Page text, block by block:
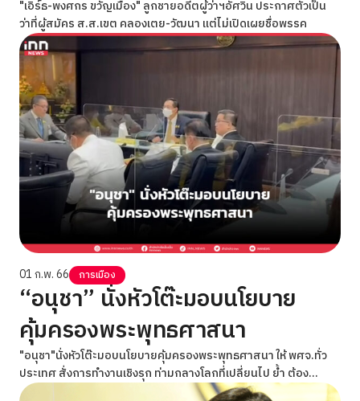
"เอิร์ธ-พงศกร ขวัญเมือง" ลูกชายอดีตผู้ว่าฯอัศวิน ประกาศตัวเป็น
ว่าที่ผู้สมัคร ส.ส.เขต คลองเตย-วัฒนา แต่ไม่เปิดเผยชื่อพรรค
01 ก.พ. 66 การเมือง
“อนุชา” นั่งหัวโต๊ะมอบนโยบาย
คุ้มครองพระพุทธศาสนา
"อนุชา"นั่งหัวโต๊ะมอบนโยบายคุ้มครองพระพุทธศาสนา ให้ พศจ.ทั่ว
ประเทศ สั่งการทำงานเชิงรุก ท่ามกลางโลกที่เปลี่ยนไป ย้ำ ต้อง
ปกป้อง-ขจัดเรื่องไม่ดี เพราะพระพุทธศาสนาเป็นเสาหลักของชาติ